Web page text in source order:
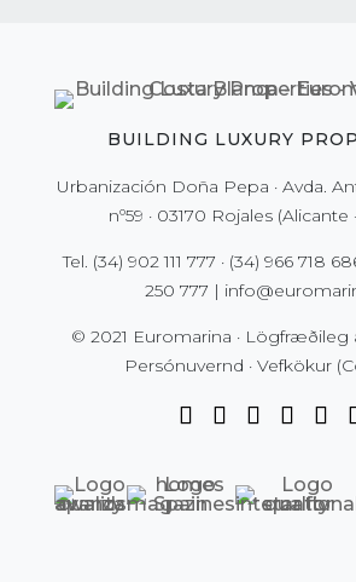
BUILDING LUXURY
Urbanización Doña Pepa · Avda.
nº59 · 03170 Rojales (Alicante
Tel. (34) 902 111 777 · (34) 966 718
250 777 |
© 2021 Euromarina · Lögfræðileg
Persónuvernd ·Vefkökur